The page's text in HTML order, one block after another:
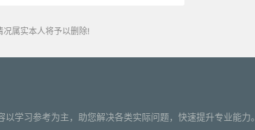
况属实本人将予以删除!
学习参考为主，助您解决各类实际问题，快速提升专业能力。